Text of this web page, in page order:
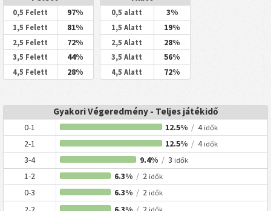
0,5 Felett 97%
1,5 Felett 81%
2,5 Felett 72%
3,5 Felett 44%
4,5 Felett 28%
0,5 alatt 3%
1,5 Alatt 19%
2,5 Alatt 28%
3,5 Alatt 56%
4,5 Alatt 72%
Gyakori Végeredmény - Teljes játékidő
0-1 12.5% / 4 idők
2-1 12.5% / 4 idők
3-4 9.4% /3 idők
1-2 6.3% /2 idők
0-3 6.3% /2 idők